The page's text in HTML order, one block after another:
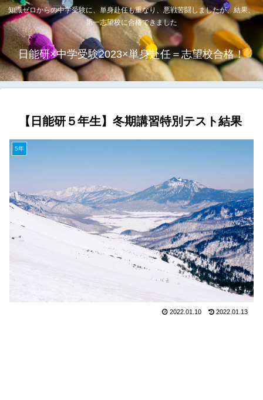
知識ゼロからの中学受験に、単身赴任も重なり、悪戦苦闘しましたが、結果、
第一志望校に合格できました
日能研×中学受験2023×単身赴任＝志望校合格！
【日能研５年生】冬期講習特別テスト結果
5年
2022.01.10 2022.01.13